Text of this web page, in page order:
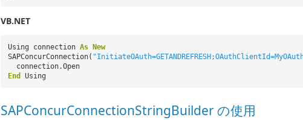
VB.NET
Using connection As
New
SAPConcurConnection(
connection.Open
End
Using
SAPConcurConnectionStringBuilder の使用